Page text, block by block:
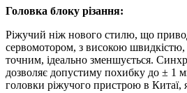
Головка блоку різання:
Ріжучий ніж нового стилю, що
сервомотором, з високою швидкістю,
точним, ідеально зменшується.
дозволяє допустиму похибку до ± 1
головки ріжучого пристрою в Китаї,